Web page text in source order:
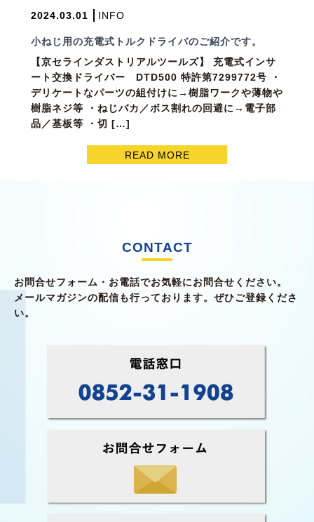
2024.03.01 INFO
小ねじ用の充電式トルクドライバのご紹介です。
【京セラインダストリアルツールズ】 充電式インサ
ート交換ドライバー DTD500 特許第7299772号 ・
デリケートなパーツの組付けに→樹脂ワークや薄物や
樹脂ネジ等 ・ねじバカ／ボス割れの回避に→電子部
品／基板等 ・切 […]
READ MORE
CONTACT
お問合せフォーム・お電話でお気軽にお問合せください。
メールマガジンの配信も行っております。ぜひご登録くださ
い。